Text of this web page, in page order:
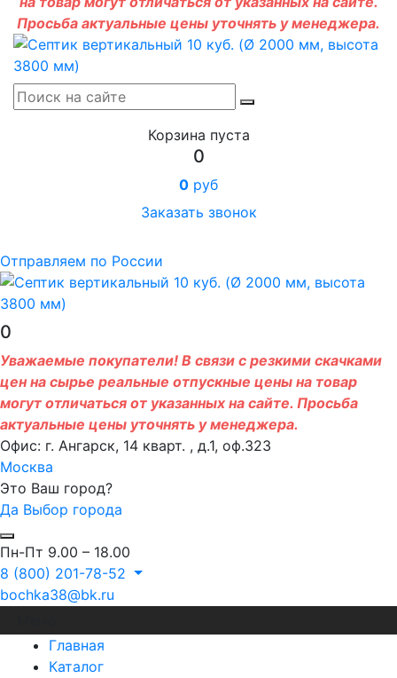
Просьба актуальные цены уточнять у менеджера.
Корзина пуста
0
0 руб
Заказать звонок
Отправляем по России
0
Уважаемые покупатели! В связи с резкими скачками
цен на сырье реальные отпускные цены на товар
могут отличаться от указанных на сайте. Просьба
актуальные цены уточнять у менеджера.
Офис: г. Ангарск, 14 кварт. , д.1, оф.323
Москва
Это Ваш город?
Да Выбор города
Пн-Пт 9.00 – 18.00
8 (800) 201-78-52
bochka38@bk.ru
Главная
Каталог